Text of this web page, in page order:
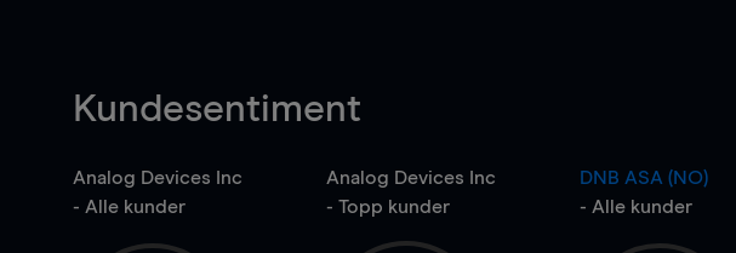
Kundesentiment
Analog Devices Inc
- Alle kunder
Analog Devices Inc
- Topp kunder
DNB ASA (NO)
- Alle kunder